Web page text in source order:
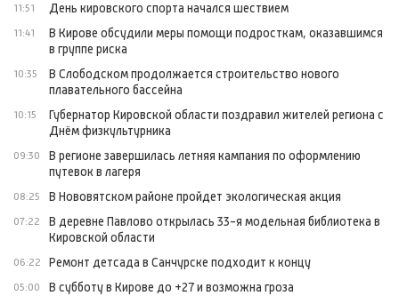
11:51 День кировского спорта начался шествием
11:41
В Кирове обсудили меры помощи подросткам, оказавшимся
в группе риска
10:35
В Слободском продолжается строительство нового
плавательного бассейна
10:15
Губернатор Кировской области поздравил жителей региона с
Днём физкультурника
09:30
В регионе завершилась летняя кампания по оформлению
путевок в лагеря
08:25 В Нововятском районе пройдет экологическая акция
07:22
В деревне Павлово открылась 33-я модельная библиотека в
Кировской области
06:22 Ремонт детсада в Санчурске подходит к концу
05:00 В субботу в Кирове до +27 и возможна гроза